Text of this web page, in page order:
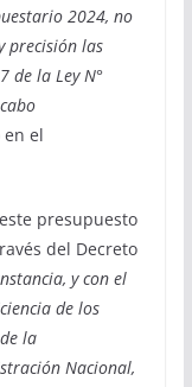
2024, no
precisión las
de la Ley N°
en el
presupuesto
del Decreto
y con el
de los
la
Nacional,